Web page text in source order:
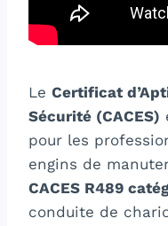
Le Certificat
Sécurité (CACES)
pour les
engins de
CACES R489
conduite de